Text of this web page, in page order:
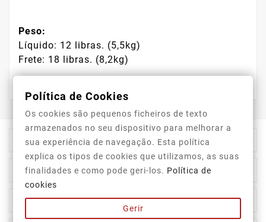
Peso:
Líquido: 12 libras. (5,5kg)
Frete: 18 libras. (8,2kg)
Informação Da Loja
Top Categorias
A Nossa Empresa 
Política de Cookies
Os cookies são pequenos ficheiros de texto
armazenados no seu dispositivo para melhorar a
sua experiência de navegação. Esta política
explica os tipos de cookies que utilizamos, as suas
finalidades e como pode geri-los. Política de
cookies
Gerir